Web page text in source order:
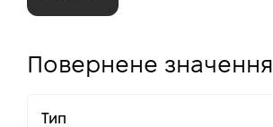
Повернене значення
Тип